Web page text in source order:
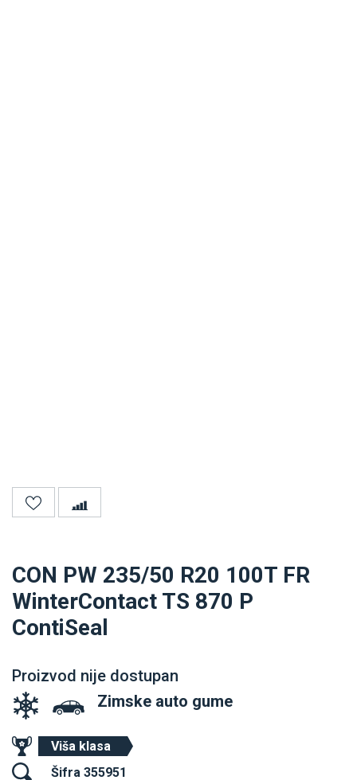
CON PW 235/50 R20 100T FR
WinterContact TS 870 P
ContiSeal
Proizvod nije dostupan
Zimske auto gume
Viša klasa
Šifra 355951